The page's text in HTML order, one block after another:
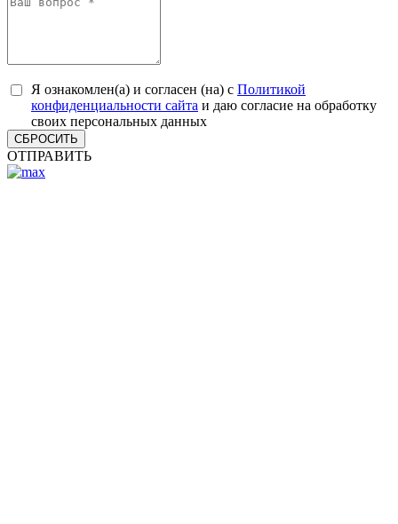
Я ознакомлен(а) и согласен (на) с Политикой
конфиденциальности сайта и даю согласие на обработку
своих персональных данных
СБРОСИТЬ
ОТПРАВИТЬ